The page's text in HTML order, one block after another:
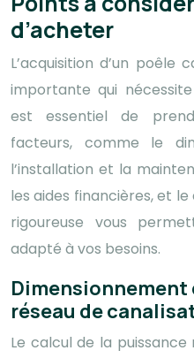
d’acheter
L’acquisition d’un poêle
importante qui
est essentiel de
facteurs, comme le
l’installation et la
les aides financières, et
rigoureuse vous
adapté à vos besoins.
Dimensionnement
réseau de
Le calcul de la